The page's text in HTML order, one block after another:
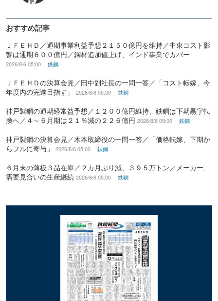
おすすめ記事
ＪＦＥＨＤ／通期事業利益予想２１５０億円を維持／中東コスト影
響は通期６００億円／鋼材追加値上げ、インド事業でカバー
2026/8/6 05:00 鉄鋼
ＪＦＥＨＤの決算会見／田中副社長の一問一答／「コスト転嫁、今
年度内の完遂目指す」
2026/8/6 05:00 鉄鋼
神戸製鋼の通期経常益予想／１２００億円維持、鉄鋼は下期黒字転
換へ／４～６月期は２１％減の２２６億円 2026/8/6 05:00 鉄鋼
神戸製鋼の決算会見／木本取締役の一問一答／「価格転嫁、下期か
らフルに寄与」
2026/8/6 05:00 鉄鋼
６月末の薄板３品在庫／２カ月ぶり減、３９５万トン／メーカー、
需要見合いの生産継続 2026/8/6 05:00 鉄鋼